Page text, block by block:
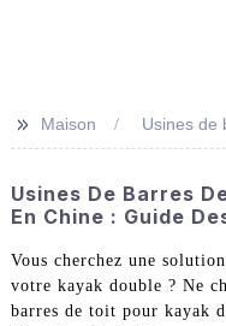
>> Maison Usines de
Usines De Barres
En Chine : Guide
Vous cherchez une
votre kayak double ? Ne
barres de toit pour kayak